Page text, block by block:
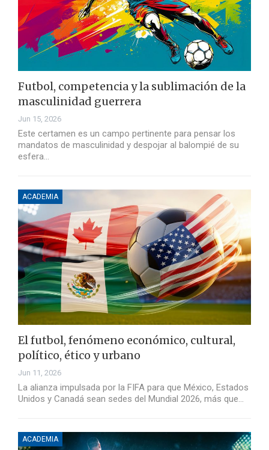
Futbol, competencia y la sublimación de la
masculinidad guerrera
Jun 15, 2026
Este certamen es un campo pertinente para pensar los
mandatos de masculinidad y despojar al balompié de su
esfera…
ACADEMIA
El futbol, fenómeno económico, cultural,
político, ético y urbano
Jun 11, 2026
La alianza impulsada por la FIFA para que México, Estados
Unidos y Canadá sean sedes del Mundial 2026, más que…
ACADEMIA